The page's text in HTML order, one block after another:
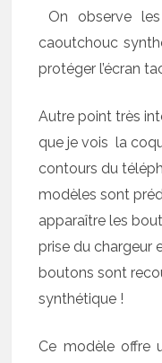
On observe
caoutchouc
protéger l’écran
Autre point très
que je vois la
contours du
modèles sont
apparaître les
prise du chargeur
boutons sont
synthétique !
Ce modèle offre